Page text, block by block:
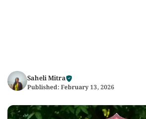
Saheli Mitra
Published: February 13, 2026